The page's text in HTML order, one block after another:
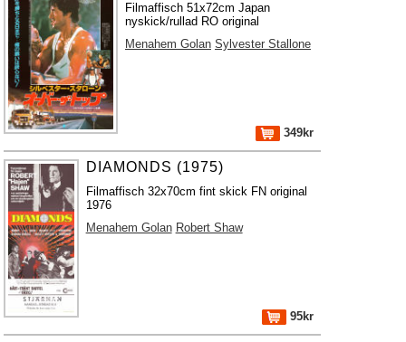
Filmaffisch 51x72cm Japan
nyskick/rullad RO original
Menahem Golan Sylvester Stallone
349kr
DIAMONDS (1975)
Filmaffisch 32x70cm fint skick FN original
1976
Menahem Golan Robert Shaw
95kr